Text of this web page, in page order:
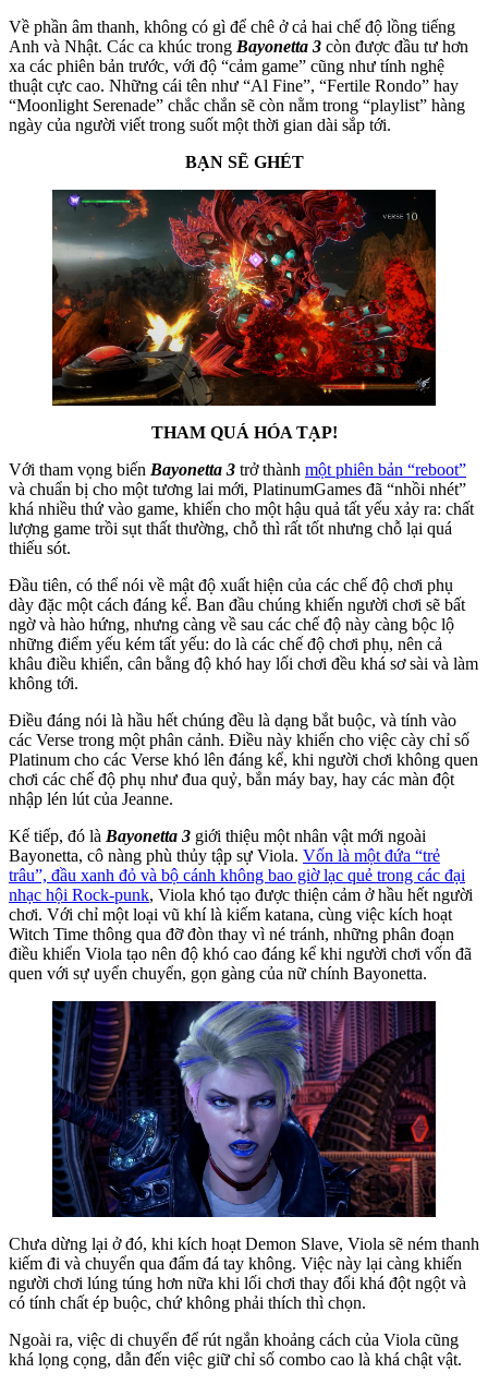
Về phần âm thanh, không có gì để chê ở cả hai chế độ lồng tiếng
Anh và Nhật. Các ca khúc trong Bayonetta 3 còn được đầu tư hơn
xa các phiên bản trước, với độ “cảm game” cũng như tính nghệ
thuật cực cao. Những cái tên như “Al Fine”, “Fertile Rondo” hay
“Moonlight Serenade” chắc chắn sẽ còn nằm trong “playlist” hàng
ngày của người viết trong suốt một thời gian dài sắp tới.
BẠN SẼ GHÉT
THAM QUÁ HÓA TẠP!
Với tham vọng biến Bayonetta 3 trở thành một phiên bản “reboot”
và chuẩn bị cho một tương lai mới, PlatinumGames đã “nhồi nhét”
khá nhiều thứ vào game, khiến cho một hậu quả tất yếu xảy ra: chất
lượng game trồi sụt thất thường, chỗ thì rất tốt nhưng chỗ lại quá
thiếu sót.
Đầu tiên, có thể nói về mật độ xuất hiện của các chế độ chơi phụ
dày đặc một cách đáng kể. Ban đầu chúng khiến người chơi sẽ bất
ngờ và hào hứng, nhưng càng về sau các chế độ này càng bộc lộ
những điểm yếu kém tất yếu: do là các chế độ chơi phụ, nên cả
khâu điều khiển, cân bằng độ khó hay lối chơi đều khá sơ sài và làm
không tới.
Điều đáng nói là hầu hết chúng đều là dạng bắt buộc, và tính vào
các Verse trong một phân cảnh. Điều này khiến cho việc cày chỉ số
Platinum cho các Verse khó lên đáng kể, khi người chơi không quen
chơi các chế độ phụ như đua quỷ, bắn máy bay, hay các màn đột
nhập lén lút của Jeanne.
Kế tiếp, đó là Bayonetta 3 giới thiệu một nhân vật mới ngoài
Bayonetta, cô nàng phù thủy tập sự Viola. Vốn là một đứa “trẻ
trâu”, đầu xanh đỏ và bộ cánh không bao giờ lạc quẻ trong các đại
nhạc hội Rock-punk, Viola khó tạo được thiện cảm ở hầu hết người
chơi. Với chỉ một loại vũ khí là kiếm katana, cùng việc kích hoạt
Witch Time thông qua đỡ đòn thay vì né tránh, những phân đoạn
điều khiển Viola tạo nên độ khó cao đáng kể khi người chơi vốn đã
quen với sự uyển chuyển, gọn gàng của nữ chính Bayonetta.
Chưa dừng lại ở đó, khi kích hoạt Demon Slave, Viola sẽ ném thanh
kiếm đi và chuyển qua đấm đá tay không. Việc này lại càng khiến
người chơi lúng túng hơn nữa khi lối chơi thay đổi khá đột ngột và
có tính chất ép buộc, chứ không phải thích thì chọn.
Ngoài ra, việc di chuyển để rút ngắn khoảng cách của Viola cũng
khá lọng cọng, dẫn đến việc giữ chỉ số combo cao là khá chật vật.